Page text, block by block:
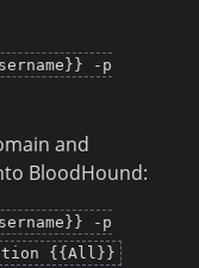
-p
and
BloodHound:
-p
{{All}}